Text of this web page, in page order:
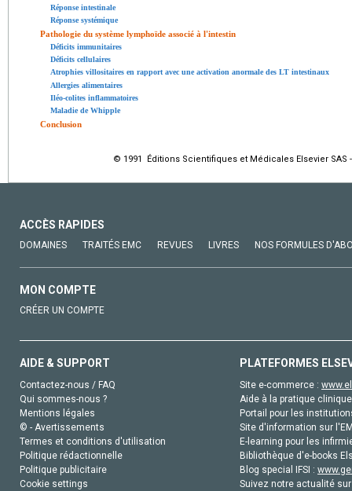
Réponse intestinale
Réponse systémique
Pathologie du système lymphoïde associé à l'intestin
Déficits immunitaires
Déficits cellulaires
Atrophies villositaires en rapport avec une activation anormale des LT intestinaux
Allergies alimentaires
Iléo-colites inflammatoires
Maladie de Whipple
Conclusion
© 1991 Éditions Scientifiques et Médicales Elsevier SAS
ACCÈS RAPIDES
DOMAINES TRAITÉS EMC REVUES LIVRES NOS FORMULES
MON COMPTE
CRÉER UN COMPTE
AIDE & SUPPORT
Contactez-nous / FAQ
Qui sommes-nous ?
Mentions légales
© - Avertissements
Termes et conditions d'utilisation
Politique rédactionnelle
Politique publicitaire
Cookie settings
PLATEFORMES
Site e-commerce :
Aide à la pratique
Portail pour les
Site d'information sur
E-learning pour les
Bibliothèque d'e-books
Blog special IFSI :
Suivez notre actualité